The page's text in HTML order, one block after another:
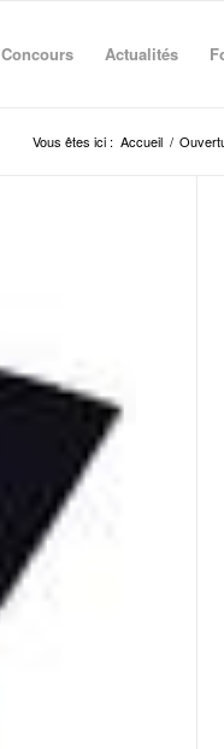
Concours Actualités
Vous êtes ici : Accueil /